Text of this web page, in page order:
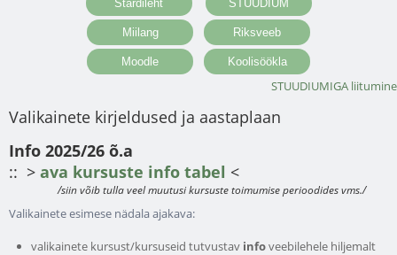
STUUDIUMIGA liitumine
Valikainete kirjeldused ja aastaplaan
Info 2025/26 õ.a
:: > ava kursuste info tabel <
/siin võib tulla veel muutusi kursuste toimumise perioodides vms./
Valikainete esimese nädala ajakava:
valikainete kursust/kursuseid tutvustav infoveebilehele hiljemalt